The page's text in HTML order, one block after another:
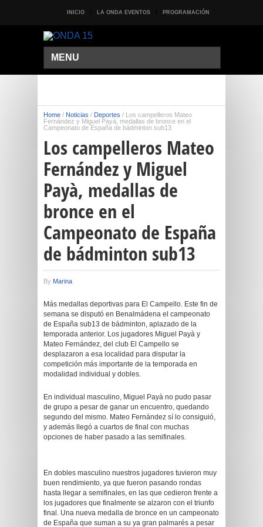
INICIO LA ONDA EVENTOS PROGRAMACIÓN
MENU
Home / Noticias / Deportes / Los campelleros Mateo
Fernández y Miguel Payà, medallas de bronce en el
Campeonato de España de bádminton sub13
Los campelleros Mateo
Fernández y Miguel
Payà, medallas de
bronce en el
Campeonato de España
de bádminton sub13
By Marina
Más medallas deportivas para El Campello. Este fin de
semana se disputó en Benalmádena el campeonato
de España sub13 de bádminton, aplazado de la
temporada anterior. Los jugadores Miguel Payà y
Mateo Fernández, del club El Campello se
desplazaron a esa localidad para disputar la
competición más importante de la temporada en
modalidad individual y dobles.
En individual masculino, Miguel Payà no pudo pasar
de grupo a pesar de ganar un encuentro, quedando
segundo del mismo. Mateo Fernández sí lo consiguió,
y además llegó a cuartos de final con muchas
opciones de haber pasado a las semifinales.
En dobles masculino nuestros jugadores tuvieron muy
buen rendimiento, ya que fueron pasando rondas
hasta llegar a semifinales, en las que cedieron frente a
los jugadores que finalmente se alzaron con el triunfo
final. Una nueva medalla de bronce en un campeonato
de España que suman a su ya gran palmarés a pesar